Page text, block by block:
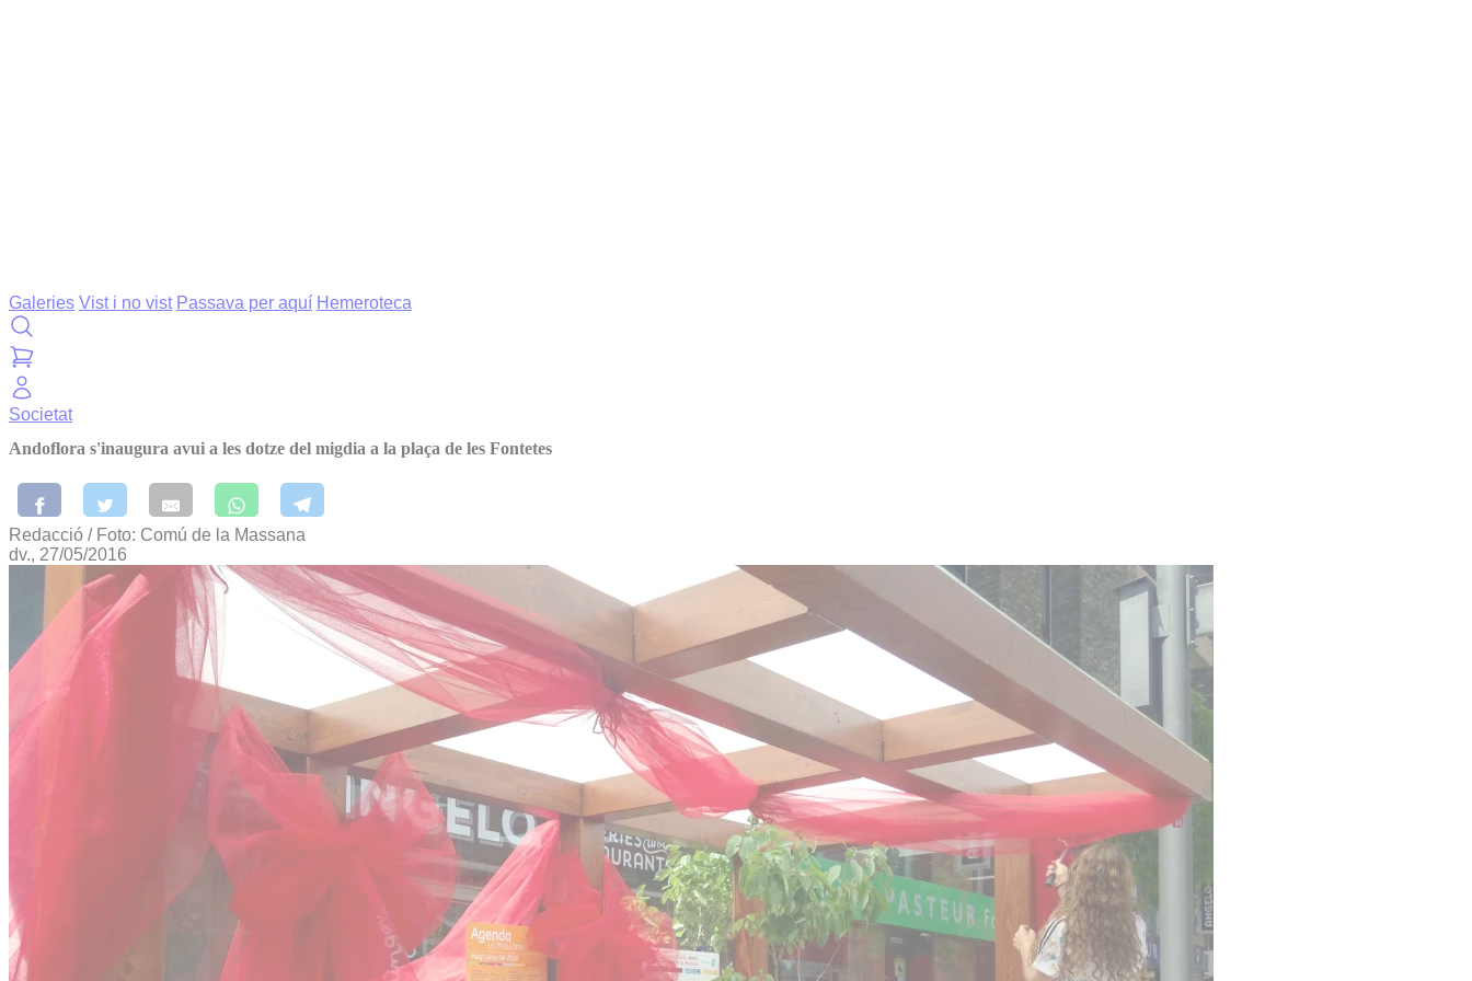
Galeries Vist i no vist Passava per aquí Hemeroteca
Societat
Andoflora s'inaugura avui a les dotze del migdia a la plaça de les Fontetes
Redacció / Foto: Comú de la Massana
dv., 27/05/2016